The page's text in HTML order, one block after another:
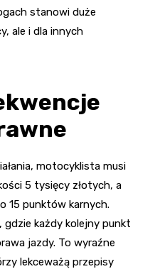
stanowi duże
ale i dla innych
motocyklista musi
5 tysięcy złotych, a
15 punktów karnych.
gdzie każdy kolejny punkt
jazdy. To wyraźne
lekceważą przepisy